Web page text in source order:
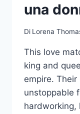
una
Di Lorena
This love
king and
empire.
unstoppable
hardworking,